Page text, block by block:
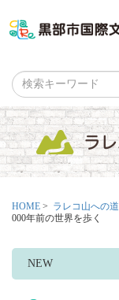
HOME > ラレコ山への道
000年前の世界を歩く
NEW